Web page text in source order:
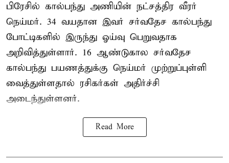
பிரேசில் கால்பந்து அணியின் நட்சத்திர வீரர்
நெய்மர். 34 வயதான இவர் சர்வதேச கால்பந்து
போட்டிகளில் இருந்து ஓய்வு பெறுவதாக
அறிவித்துள்ளார். 16 ஆண்டுகால சர்வதேச
கால்பந்து பயணத்துக்கு நெய்மர் முற்றுப்புள்ளி
வைத்துள்ளதால் ரசிகர்கள் அதிர்ச்சி
அடைந்துள்ளனர்.
Read More